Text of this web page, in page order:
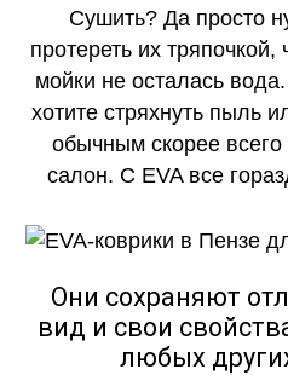
Сушить? Да просто
протереть их
мойки не осталась
хотите стряхнуть пыль
обычным скорее всего
салон. С EVA все
Они сохраняют
вид и свои
любых